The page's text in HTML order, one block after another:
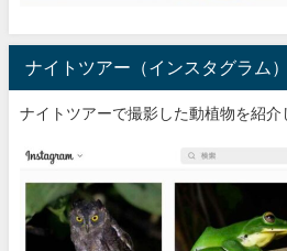
ナイトツアー（インスタグラム）
ナイトツアーで撮影した動植物を紹介